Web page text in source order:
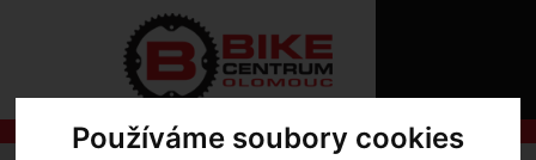
Používáme soubory cookies
O
NÁKUPU
SLUŽBY